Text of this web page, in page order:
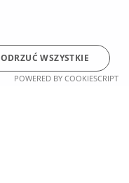
ODRZUĆ WSZYSTKIE
POWERED BY COOKIESCRIPT